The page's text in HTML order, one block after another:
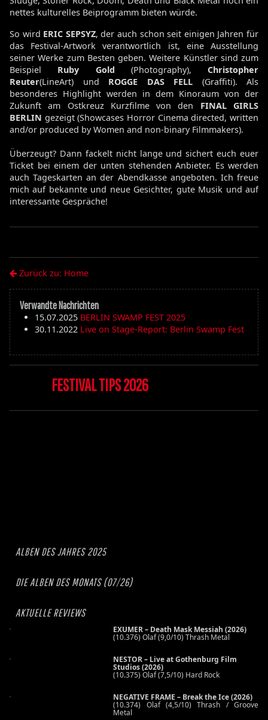
ALBEN DES JAHRES 2025
DIE ALBEN DES MONATS (07/26)
AKTUELLE REVIEWS
EXUMER – Death Mask Messiah (2026)
(10.376) Olaf (9,0/10) Thrash Metal
NESTOR – Live at Gothenburg Film
Studios (2026)
(10.375) Olaf (7,5/10) Hard Rock
NEGATIVE FRAME – Break the Ice (2026)
(10.374) Olaf (4,5/10) Thrash / Groove
Metal
nettes kulturelles Beiprogramm bieten würde.
So wird ERIC SEPSYZ, der auch schon seit einigen Jahren für
das Festival-Artwork verantwortlich ist, eine Ausstellung
seiner Werke zum Besten geben. Weitere Künstler sind zum
Beispiel Ruby Gold (Photography), Christopher
Reuter(LineArt) und ROGGE DAS FELL (Graffiti). Als
besonderes Highlight werden in dem Kinoraum von der
Zukunft am Ostkreuz Kurzfilme von den FINAL GIRLS
BERLIN gezeigt (Showcases Horror Cinema directed, written
and/or produced by Women and non-binary Filmmakers).
Überzeugt? Dann fackelt nicht lange und sichert euch euer
Ticket bei einem der unten stehenden Anbieter. Es werden
auch Tageskarten an der Abendkasse angeboten. Ich freue
mich auf bekannte und neue Gesichter, gute Musik und auf
interessante Gespräche!
Zurück zu: Home
Verwandte Nachrichten
15.07.2025 BERLIN SWAMP FEST 2025
30.11.2022 Live on Stage-Report: Berlin Swamp Fest
FESTIVAL TIPS 2026